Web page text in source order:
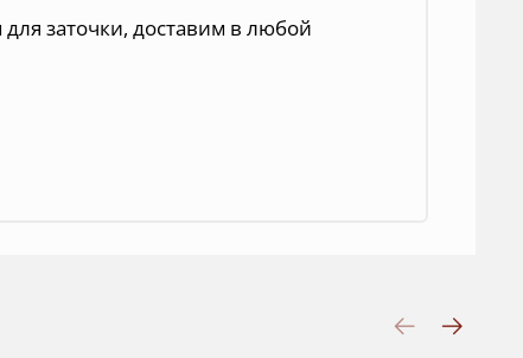
заточки, доставим в любой